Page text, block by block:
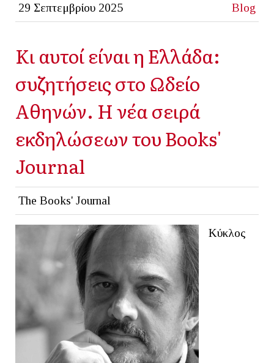
29 Σεπτεμβρίου 2025 Blog
Kι αυτοί είναι η Ελλάδα:
συζητήσεις στο Ωδείο
Αθηνών. Η νέα σειρά
εκδηλώσεων του Βοοks'
Journal
The Books' Journal
Κύκλος